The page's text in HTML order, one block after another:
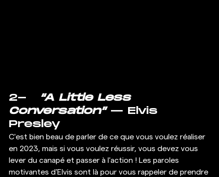
2-
“A Little Less
Conversation” — Elvis
Presley
C'est bien beau de parler de ce que vous voulez réaliser
en 2023, mais si vous voulez réussir, vous devez vous
lever du canapé et passer à l'action ! Les paroles
motivantes d'Elvis sont là pour vous rappeler de prendre